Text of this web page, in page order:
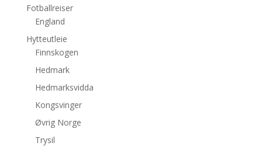
Fotballreiser
England
Hytteutleie
Finnskogen
Hedmark
Hedmarksvidda
Kongsvinger
Øvrig Norge
Trysil